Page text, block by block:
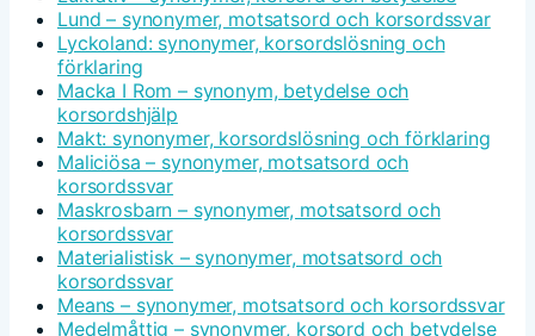
Lund – synonymer, motsatsord och korsordssvar
Lyckoland: synonymer, korsordslösning och
förklaring
Macka I Rom – synonym, betydelse och
korsordshjälp
Makt: synonymer, korsordslösning och förklaring
Maliciösa – synonymer, motsatsord och
korsordssvar
Maskrosbarn – synonymer, motsatsord och
korsordssvar
Materialistisk – synonymer, motsatsord och
korsordssvar
Means – synonymer, motsatsord och korsordssvar
Medelmåttig – synonymer, korsord och betydelse